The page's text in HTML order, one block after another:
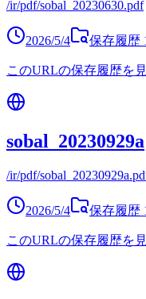
/ir/pdf/sobal_20230630.pdf
2026/5/4 保存履歴
このURLの保存履歴を
sobal_20230929a
/ir/pdf/
2026/5/4 保存履歴
このURLの保存履歴を